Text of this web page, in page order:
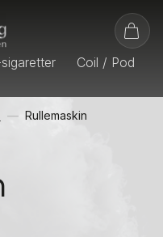
Coil / Pod
Rullemaskin